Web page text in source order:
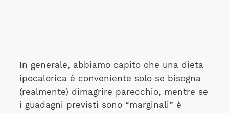
In generale, abbiamo capito che una dieta
ipocalorica è conveniente solo se bisogna
(realmente) dimagrire parecchio, mentre se
i guadagni previsti sono “marginali” è